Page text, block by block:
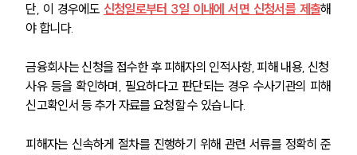
단, 이 경우에도 신청일로부터 3일 이내에 서면 신청서를 제출해
야 합니다.
금융회사는 신청을 접수한 후 피해자의 인적사항, 피해 내용, 신청
사유 등을 확인하며, 필요하다고 판단되는 경우 수사기관의 피해
신고확인서 등 추가 자료를 요청할 수 있습니다.
피해자는 신속하게 절차를 진행하기 위해 관련 서류를 정확히 준